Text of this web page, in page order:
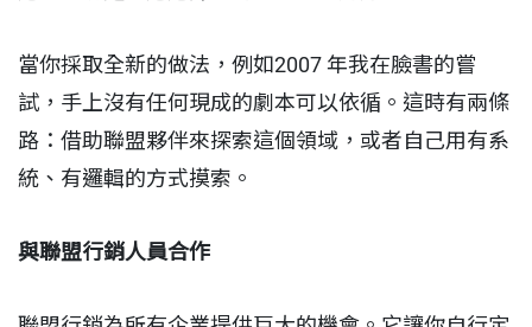
當你採取全新的做法，例如2007 年我在臉書的嘗
試，手上沒有任何現成的劇本可以依循。這時有兩條
路：借助聯盟夥伴來探索這個領域，或者自己用有系
統、有邏輯的方式摸索。
與聯盟行銷人員合作